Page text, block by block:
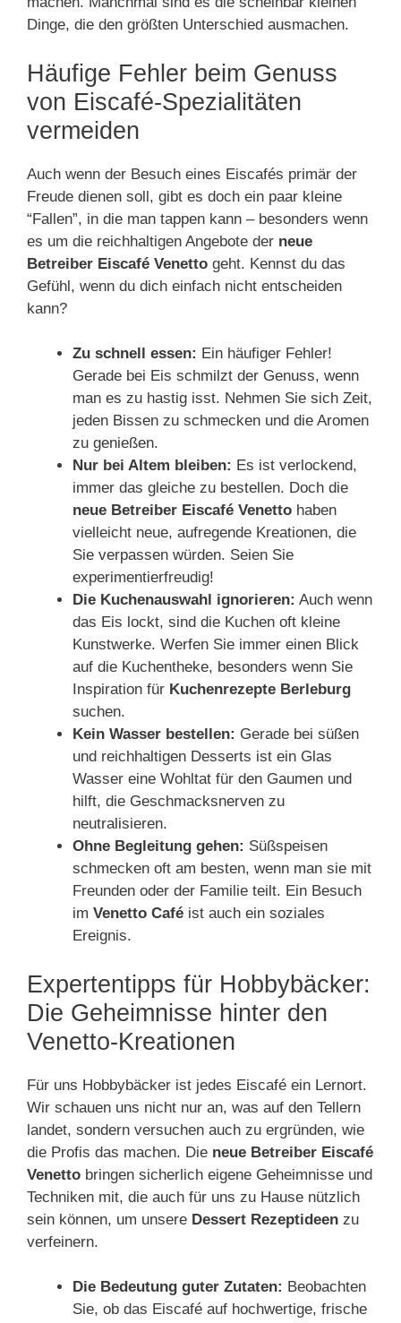
Dinge, die den größten Unterschied ausmachen.
Häufige Fehler beim Genuss
von Eiscafé-Spezialitäten
vermeiden
Auch wenn der Besuch eines Eiscafés primär der
Freude dienen soll, gibt es doch ein paar kleine
“Fallen”, in die man tappen kann – besonders wenn
es um die reichhaltigen Angebote der neue
Betreiber Eiscafé Venetto geht. Kennst du das
Gefühl, wenn du dich einfach nicht entscheiden
kann?
Zu schnell essen: Ein häufiger Fehler!
Gerade bei Eis schmilzt der Genuss, wenn
man es zu hastig isst. Nehmen Sie sich Zeit,
jeden Bissen zu schmecken und die Aromen
zu genießen.
Nur bei Altem bleiben: Es ist verlockend,
immer das gleiche zu bestellen. Doch die
neue Betreiber Eiscafé Venetto haben
vielleicht neue, aufregende Kreationen, die
Sie verpassen würden. Seien Sie
experimentierfreudig!
Die Kuchenauswahl ignorieren: Auch wenn
das Eis lockt, sind die Kuchen oft kleine
Kunstwerke. Werfen Sie immer einen Blick
auf die Kuchentheke, besonders wenn Sie
Inspiration für Kuchenrezepte Berleburg
suchen.
Kein Wasser bestellen: Gerade bei süßen
und reichhaltigen Desserts ist ein Glas
Wasser eine Wohltat für den Gaumen und
hilft, die Geschmacksnerven zu
neutralisieren.
Ohne Begleitung gehen: Süßspeisen
schmecken oft am besten, wenn man sie mit
Freunden oder der Familie teilt. Ein Besuch
im Venetto Café ist auch ein soziales
Ereignis.
Expertentipps für Hobbybäcker:
Die Geheimnisse hinter den
Venetto-Kreationen
Für uns Hobbybäcker ist jedes Eiscafé ein Lernort.
Wir schauen uns nicht nur an, was auf den Tellern
landet, sondern versuchen auch zu ergründen, wie
die Profis das machen. Die neue Betreiber Eiscafé
Venetto bringen sicherlich eigene Geheimnisse und
Techniken mit, die auch für uns zu Hause nützlich
sein können, um unsere Dessert Rezeptideen zu
verfeinern.
Die Bedeutung guter Zutaten: Beobachten
Sie, ob das Eiscafé auf hochwertige, frische